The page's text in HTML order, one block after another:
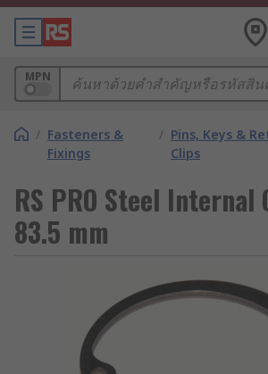
MPN
/ Fasteners &
Fixings
/ Pins, Keys &
Clips
RS PRO Steel
83.5 mm